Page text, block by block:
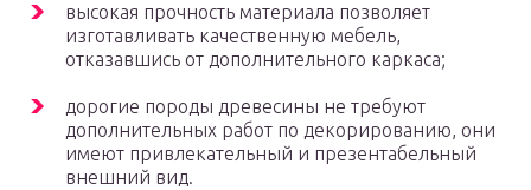
высокая прочность материала позволяет
изготавливать качественную мебель,
отказавшись от дополнительного каркаса;
дорогие породы древесины не требуют
дополнительных работ по декорированию, они
имеют привлекательный и презентабельный
внешний вид.